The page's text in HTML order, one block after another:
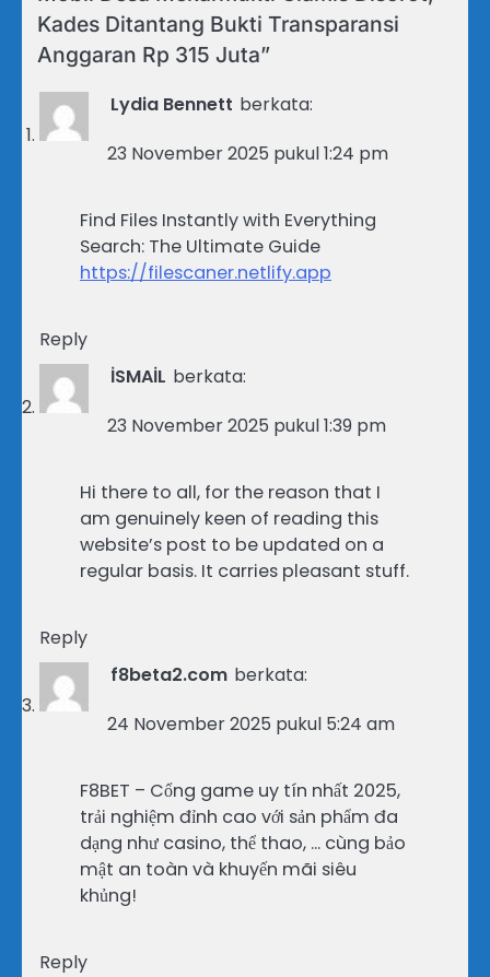
Kades Ditantang Bukti Transparansi
Anggaran Rp 315 Juta”
Lydia Bennett berkata:
23 November 2025 pukul 1:24 pm
Find Files Instantly with Everything
Search: The Ultimate Guide
https://filescaner.netlify.app
Reply
İSMAİL berkata:
23 November 2025 pukul 1:39 pm
Hi there to all, for the reason that I
am genuinely keen of reading this
website’s post to be updated on a
regular basis. It carries pleasant stuff.
Reply
f8beta2.com berkata:
24 November 2025 pukul 5:24 am
F8BET – Cổng game uy tín nhất 2025,
trải nghiệm đỉnh cao với sản phẩm đa
dạng như casino, thể thao, … cùng bảo
mật an toàn và khuyến mãi siêu
khủng!
Reply